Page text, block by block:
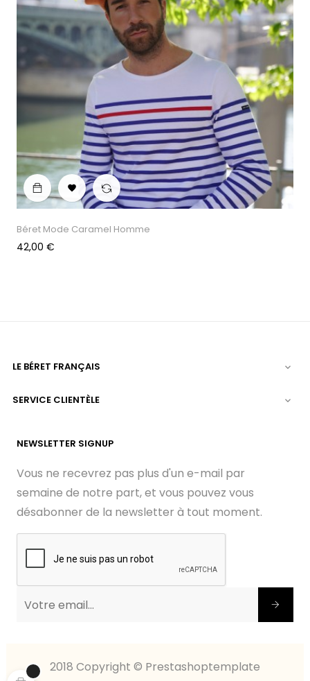

Béret Mode Caramel Homme
Prix
42,00 €
LE BÉRET FRANÇAIS 
SERVICE CLIENTÈLE 
NEWSLETTER SIGNUP
Vous ne recevrez pas plus d'un e-mail par
semaine de notre part, et vous pouvez vous
désabonner de la newsletter à tout moment.
2018 Copyright © Prestashoptemplate